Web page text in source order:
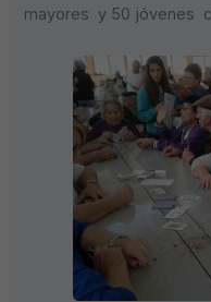
mayores y 50 jóvenes